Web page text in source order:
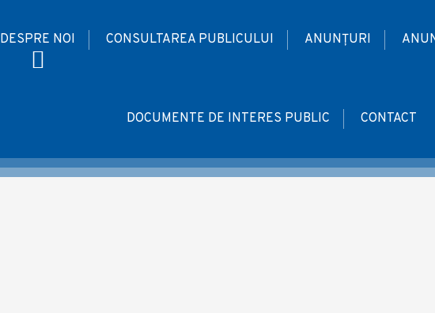
DESPRE NOI CONSULTAREA PUBLICULUI ANUNȚURI
DOCUMENTE DE INTERES PUBLIC CONTACT